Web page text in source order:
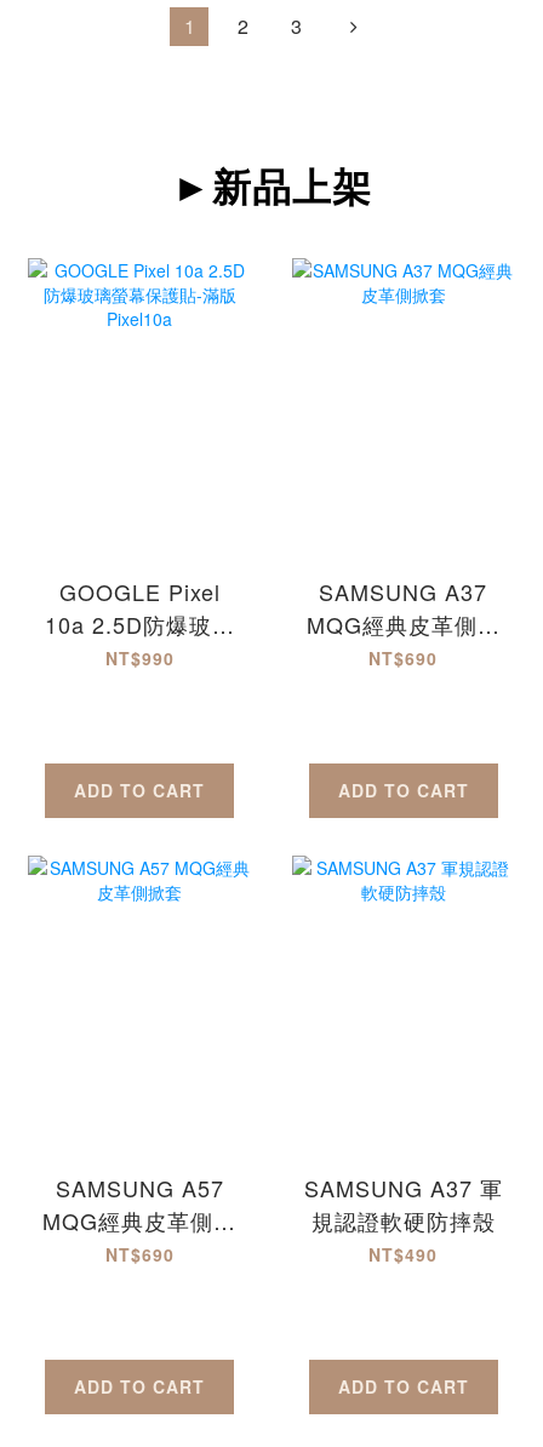
1 2 3
►新品上架
GOOGLE Pixel
10a 2.5D防爆玻璃
螢幕保護貼-滿版
NT$990
ADD TO CART
SAMSUNG A37
MQG經典皮革側掀
套
NT$690
ADD TO CART
SAMSUNG A57
MQG經典皮革側掀
套
NT$690
ADD TO CART
SAMSUNG A37 軍
規認證軟硬防摔殼
NT$490
ADD TO CART